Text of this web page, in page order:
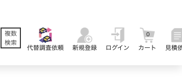
複数
検索
代替調査依頼
新規登録 ログイン カート
0
見積